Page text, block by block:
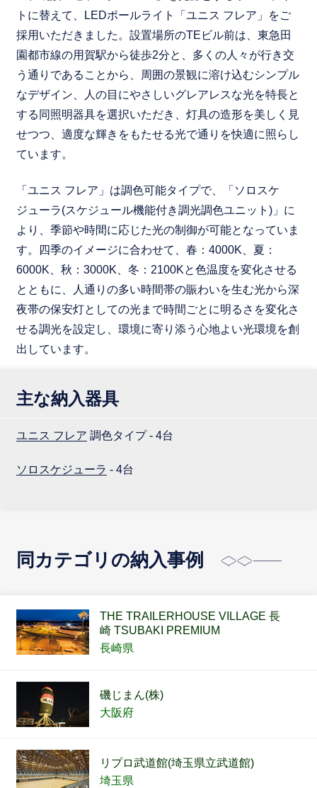
トに替えて、LEDポールライト「ユニス フレア」をご
採用いただきました。設置場所のTEビル前は、東急田
園都市線の用賀駅から徒歩2分と、多くの人々が行き交
う通りであることから、周囲の景観に溶け込むシンプル
なデザイン、人の目にやさしいグレアレスな光を特長と
する同照明器具を選択いただき、灯具の造形を美しく見
せつつ、適度な輝きをもたせる光で通りを快適に照らし
ています。
「ユニス フレア」は調色可能タイプで、「ソロスケ
ジューラ(スケジュール機能付き調光調色ユニット)」に
より、季節や時間に応じた光の制御が可能となっていま
す。四季のイメージに合わせて、春：4000K、夏：
6000K、秋：3000K、冬：2100Kと色温度を変化させる
とともに、人通りの多い時間帯の賑わいを生む光から深
夜帯の保安灯としての光まで時間ごとに明るさを変化さ
せる調光を設定し、環境に寄り添う心地よい光環境を創
出しています。
主な納入器具
ユニス フレア 調色タイプ - 4台
ソロスケジューラ - 4台
同カテゴリの納入事例
THE TRAILERHOUSE VILLAGE 長
崎 TSUBAKI PREMIUM
長崎県
磯じまん(株)
大阪府
リプロ武道館(埼玉県立武道館)
埼玉県